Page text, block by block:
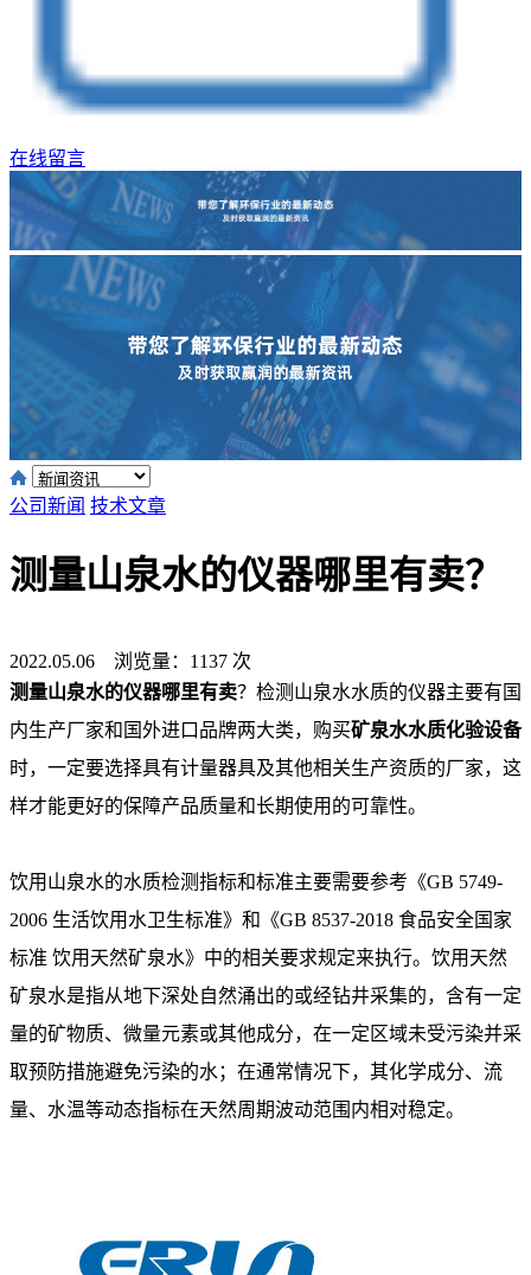
在线留言
公司新闻 技术文章
测量山泉水的仪器哪里有卖？
2022.05.06 浏览量：1137 次
测量山泉水的仪器哪里有卖？检测山泉水水质的仪器主要有国
内生产厂家和国外进口品牌两大类，购买矿泉水水质化验设备
时，一定要选择具有计量器具及其他相关生产资质的厂家，这
样才能更好的保障产品质量和长期使用的可靠性。
饮用山泉水的水质检测指标和标准主要需要参考《GB 5749-
2006 生活饮用水卫生标准》和《GB 8537-2018 食品安全国家
标准 饮用天然矿泉水》中的相关要求规定来执行。饮用天然
矿泉水是指从地下深处自然涌出的或经钻井采集的，含有一定
量的矿物质、微量元素或其他成分，在一定区域未受污染并采
取预防措施避免污染的水；在通常情况下，其化学成分、流
量、水温等动态指标在天然周期波动范围内相对稳定。